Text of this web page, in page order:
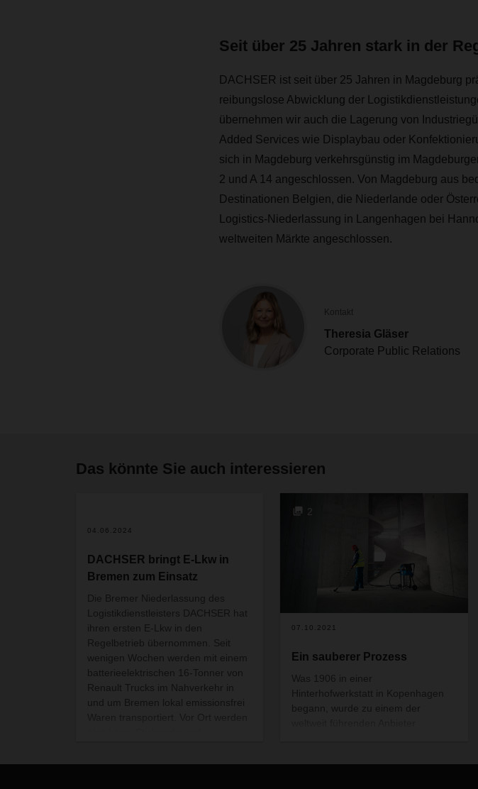
Seit über 25 Jahren stark in der
DACHSER ist seit über 25 Jahren in Magdeburg
reibungslose Abwicklung der
übernehmen wir auch die Lagerung von
Added Services wie Displaybau oder
sich in Magdeburg verkehrsgünstig im
2 und A 14 angeschlossen. Von Magdeburg aus
Destinationen Belgien, die Niederlande oder
Logistics-Niederlassung in Langenhagen bei
weltweiten Märkte angeschlossen.
Kontakt
Theresia Gläser
Corporate Public Relations
Das könnte Sie auch interessieren
04.06.2024
DACHSER bringt E-Lkw in
Bremen zum Einsatz
Die Bremer Niederlassung des
Logistikdienstleisters DACHSER hat
ihren ersten E-Lkw in den
Regelbetrieb übernommen. Seit
wenigen Wochen werden mit einem
batterieelektrischen 16-Tonner von
Renault Trucks im Nahverkehr in
und um Bremen lokal emissionsfrei
2
07.10.2021
Ein sauberer Prozess
Was 1906 in einer
Hinterhofwerkstatt in Kopenhagen
begann, wurde zu einem der
hat das Unternehmen seine